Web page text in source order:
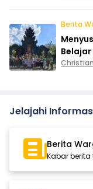
Berita
Jelajahi
Berita
Kabar